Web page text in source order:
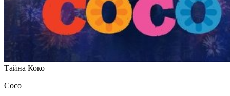
Тайна Коко
Coco